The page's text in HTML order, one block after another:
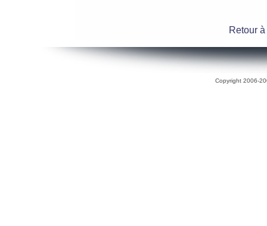
Retour
Copyright 2006-